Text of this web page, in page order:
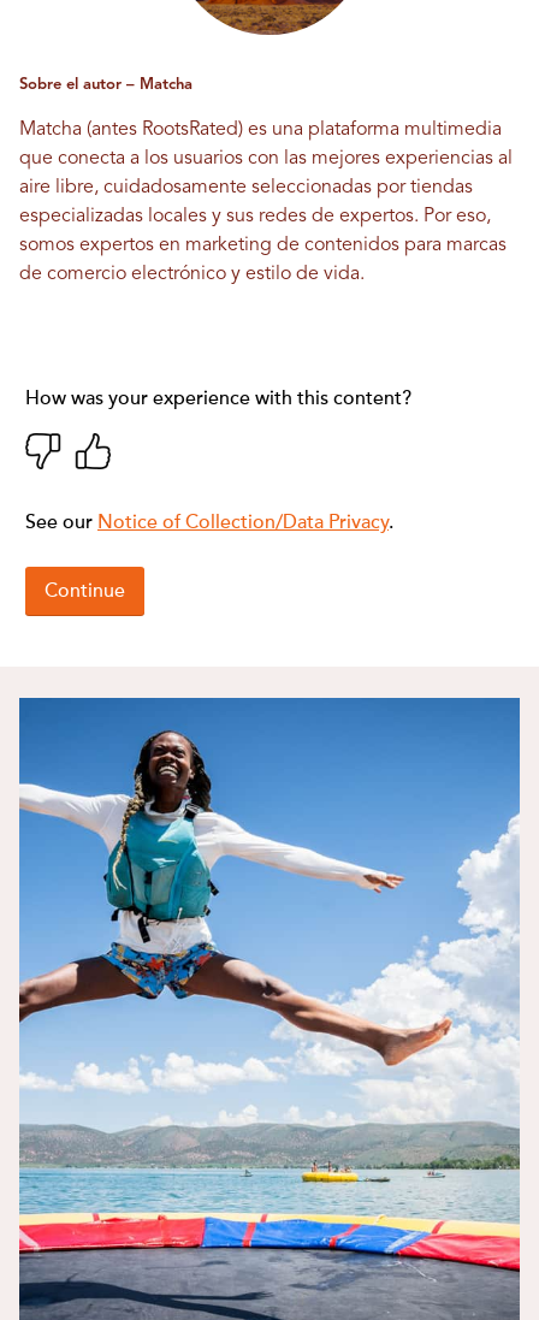
Sobre el autor – Matcha
Matcha (antes RootsRated) es una plataforma multimedia
que conecta a los usuarios con las mejores experiencias al
aire libre, cuidadosamente seleccionadas por tiendas
especializadas locales y sus redes de expertos. Por eso,
somos expertos en marketing de contenidos para marcas
de comercio electrónico y estilo de vida.